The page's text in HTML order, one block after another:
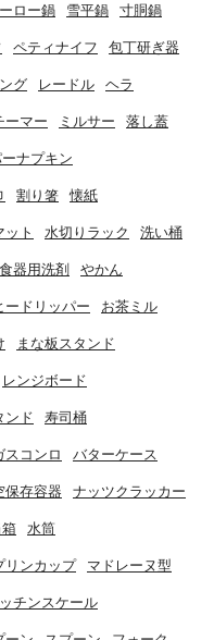
ロー鍋 雪平鍋 寸胴鍋
ペティナイフ 包丁研ぎ器
グ レードル ヘラ
ーマー ミルサー 落し蓋
ナプキン
割り箸 懐紙
ット 水切りラック 洗い桶
食器用洗剤 やかん
ードリッパー お茶ミル
まな板スタンド
レンジボード
ンド 寿司桶
スコンロ バターケース
保存容器 ナッツクラッカー
水筒
リンカップ マドレーヌ型
チンスケール